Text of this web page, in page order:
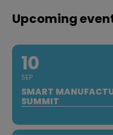
Upcoming
10
SEP
SMART
SUMMIT